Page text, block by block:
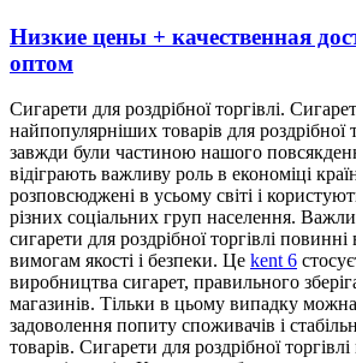
Низкие цены + качественная
оптом
Сигaрeти для рoздрібнoї тoргівлі.
найпопулярніших товарів для роздрібної
завжди були частиною нашого
відіграють важливу роль в економіці
розповсюджені в усьому світі і
різних соціальних груп населення.
сигарети для роздрібної торгівлі повинні
вимогам якості і безпеки. Це kent 6
виробництва сигарет, правильного
магазинів. Тільки в цьому випадку
задоволення попиту споживачів і
товарів. Сигарети для роздрібної